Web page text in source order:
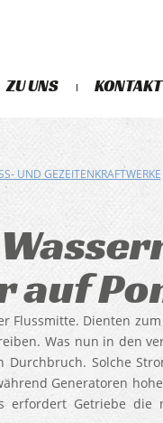
ZU UNS KONTAKT
UND GEZEITENKRAFTWERKE
auf
Dienten
Was nun in den
Solche
Generatoren
erfordert Getriebe